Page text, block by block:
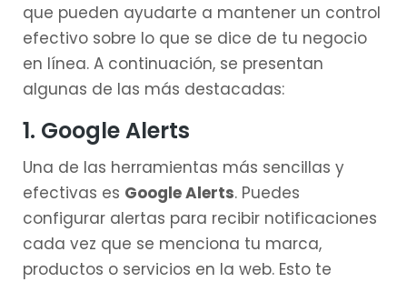
que pueden ayudarte a mantener un control
efectivo sobre lo que se dice de tu negocio
en línea. A continuación, se presentan
algunas de las más destacadas:
1. Google Alerts
Una de las herramientas más sencillas y
efectivas es Google Alerts. Puedes
configurar alertas para recibir notificaciones
cada vez que se menciona tu marca,
productos o servicios en la web. Esto te